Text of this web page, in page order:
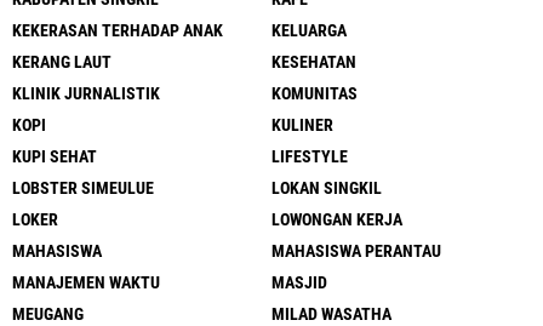
KEKERASAN TERHADAP ANAK
KELUARGA
KERANG LAUT
KESEHATAN
KLINIK JURNALISTIK
KOMUNITAS
KOPI
KULINER
KUPI SEHAT
LIFESTYLE
LOBSTER SIMEULUE
LOKAN SINGKIL
LOKER
LOWONGAN KERJA
MAHASISWA
MAHASISWA PERANTAU
MANAJEMEN WAKTU
MASJID
MEUGANG
MILAD WASATHA